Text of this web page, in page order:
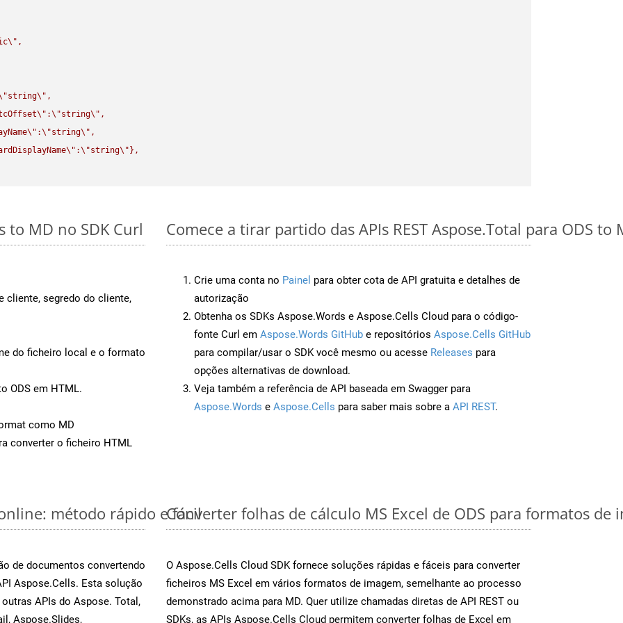
\" ,
string\" ,
\" :\"string\" ,
\" :\"string\" ,
\" :\"string\" },
to MD no SDK Curl
cliente, segredo do cliente,
do ficheiro local e o formato
ODS em HTML.
como MD
converter o ficheiro HTML
Comece a tirar partido das APIs REST Aspose.Total para ODS to
Crie uma conta no Painel para obter cota de API gratuita e detalhes de
autorização
Obtenha os SDKs Aspose.Words e Aspose.Cells Cloud para o código-
fonte Curl em Aspose.Words GitHub e repositórios Aspose.Cells GitHub
para compilar/usar o SDK você mesmo ou acesse Releases para
opções alternativas de download.
Veja também a referência de API baseada em Swagger para
Aspose.Words e Aspose.Cells para saber mais sobre a API REST.
método rápido e fácil
de documentos convertendo
Aspose.Cells. Esta solução
APIs do Aspose. Total,
Aspose.Slides,
Converter folhas de cálculo MS Excel de ODS para formatos de
O Aspose.Cells Cloud SDK fornece soluções rápidas e fáceis para converter
ficheiros MS Excel em vários formatos de imagem, semelhante ao processo
demonstrado acima para MD. Quer utilize chamadas diretas de API REST ou
SDKs, as APIs Aspose.Cells Cloud permitem converter folhas de Excel em